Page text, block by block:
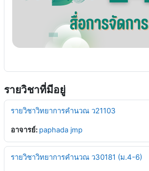
รายวิชาที่มีอยู่
รายวิชาวิทยาการคำนวณ ว21103
อาจารย์: paphada jmp
รายวิชาวิทยาการคำนวณ ว30181 (ม.4-6)